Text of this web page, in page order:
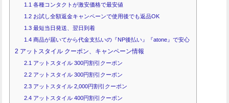
1.1 各種コンタクトが激安価格で最安値
1.2 お試し全額返金キャンペーンで使用後でも返品OK
1.3 最短当日発送、翌日到着
1.4 商品が届いてから代金支払いの『NP後払い』『atone』で安心
2 アットスタイル クーポン、キャンペーン情報
2.1 アットスタイル 300円割引クーポン
2.2 アットスタイル 300円割引クーポン
2.3 アットスタイル 2,000円割引クーポン
2.4 アットスタイル 400円割引クーポン